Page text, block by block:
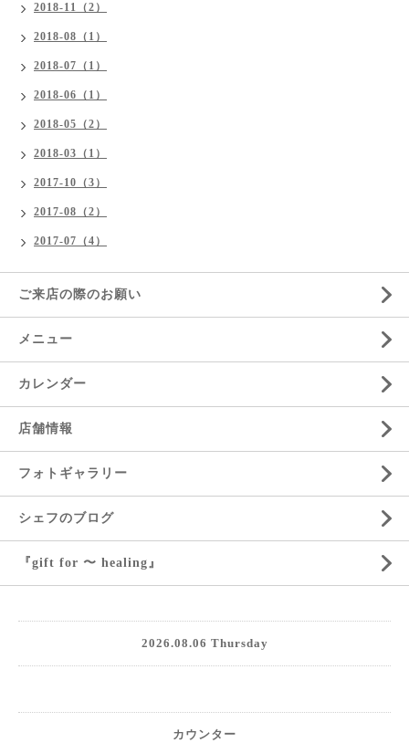
2018-11（2）
2018-08（1）
2018-07（1）
2018-06（1）
2018-05（2）
2018-03（1）
2017-10（3）
2017-08（2）
2017-07（4）
ご来店の際のお願い
メニュー
カレンダー
店舗情報
フォトギャラリー
シェフのブログ
『gift for 〜 healing』
2026.08.06 Thursday
カウンター